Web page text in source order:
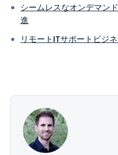
シームレスなオンデマン
進
リモートITサポートビジ